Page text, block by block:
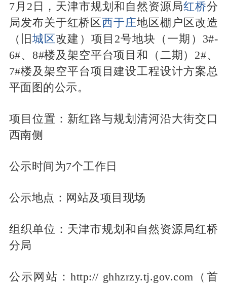
7月2日，天津市规划和自然资源局红桥分
局发布关于红桥区西于庄地区棚户区改造
（旧城区 改建）项目2号地块（一期）3#-
6#、8#楼及架空平台项目和（二期）2#、
7#楼及架空平台项目建设工程设计方案总
平面图的公示。
项目位置：新红路与规划清河沿大街交口
西南侧
公示时间为7个工作日
公示地点：网站及项目现场
组织单位：天津市规划和自然资源局红桥
分局
公示网站：http:// ghhzrzy.tj.gov.com（首